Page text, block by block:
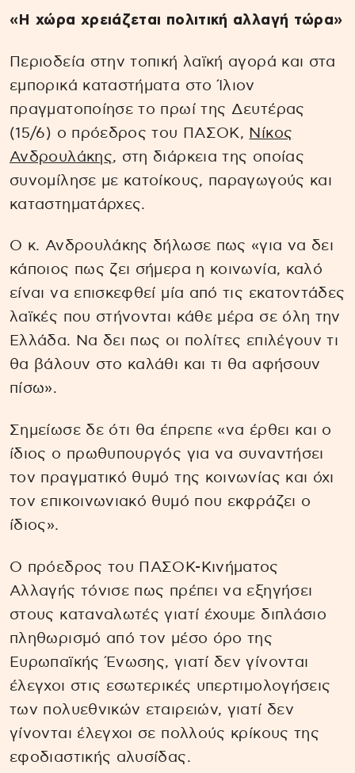
«Η χώρα χρειάζεται πολιτική αλλαγή τώρα»
Περιοδεία στην τοπική λαϊκή αγορά και στα
εμπορικά καταστήματα στο Ίλιον
πραγματοποίησε το πρωί της Δευτέρας
(15/6) ο πρόεδρος του ΠΑΣΟΚ, Νίκος
Ανδρουλάκης, στη διάρκεια της οποίας
συνομίλησε με κατοίκους, παραγωγούς και
καταστηματάρχες.
Ο κ. Ανδρουλάκης δήλωσε πως «για να δει
κάποιος πως ζει σήμερα η κοινωνία, καλό
είναι να επισκεφθεί μία από τις εκατοντάδες
λαϊκές που στήνονται κάθε μέρα σε όλη την
Ελλάδα. Να δει πως οι πολίτες επιλέγουν τι
θα βάλουν στο καλάθι και τι θα αφήσουν
πίσω».
Σημείωσε δε ότι θα έπρεπε «να έρθει και ο
ίδιος ο πρωθυπουργός για να συναντήσει
τον πραγματικό θυμό της κοινωνίας και όχι
τον επικοινωνιακό θυμό που εκφράζει ο
ίδιος».
Ο πρόεδρος του ΠΑΣΟΚ-Κινήματος
Αλλαγής τόνισε πως πρέπει να εξηγήσει
στους καταναλωτές γιατί έχουμε διπλάσιο
πληθωρισμό από τον μέσο όρο της
Ευρωπαϊκής Ένωσης, γιατί δεν γίνονται
έλεγχοι στις εσωτερικές υπερτιμολογήσεις
των πολυεθνικών εταιρειών, γιατί δεν
γίνονται έλεγχοι σε πολλούς κρίκους της
εφοδιαστικής αλυσίδας.